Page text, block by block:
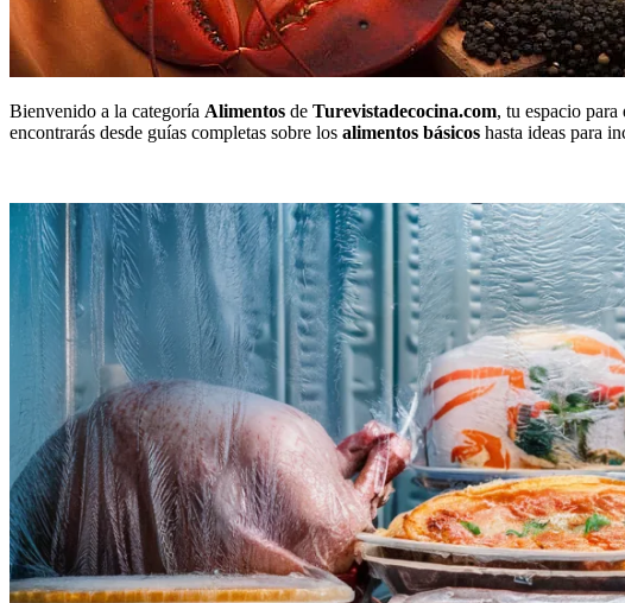
Bienvenido a la categoría Alimentos de Turevistadecocina.com, tu espacio
encontrarás desde guías completas sobre los alimentos básicos hasta ideas para